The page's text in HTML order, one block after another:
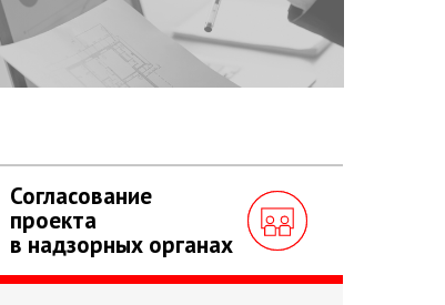
Согласование
проекта
в надзорных органах